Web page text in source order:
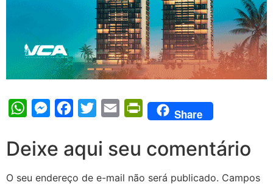
WhatsAppMessengerFacebook
Twitter Email PrintFriendly
Share
Deixe aqui seu comentário
O seu endereço de e-mail não será publicado. Campos